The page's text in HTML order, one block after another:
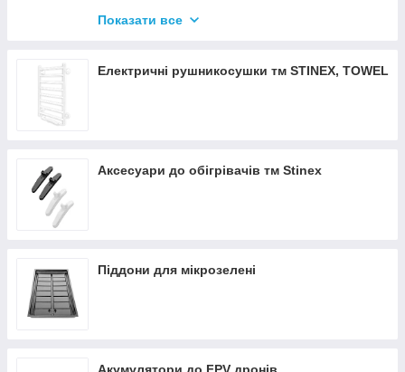
Електричні обігрівачі тм Stinex, COMBIE
Показати все
Електричні рушникосушки тм STINEX, TOWEL
Аксесуари до обігрівачів тм Stinex
Піддони для мікрозелені